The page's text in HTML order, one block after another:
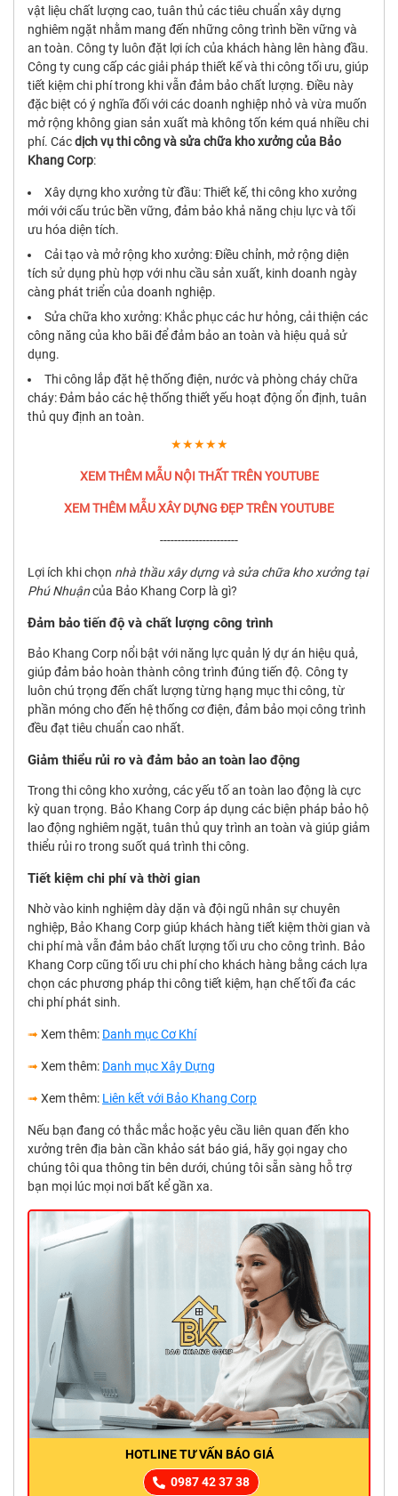
vật liệu chất lượng cao, tuân thủ các tiêu chuẩn xây dựng
nghiêm ngặt nhằm mang đến những công trình bền vững và
an toàn. Công ty luôn đặt lợi ích của khách hàng lên hàng đầu.
Công ty cung cấp các giải pháp thiết kế và thi công tối ưu, giúp
tiết kiệm chi phí trong khi vẫn đảm bảo chất lượng. Điều này
đặc biệt có ý nghĩa đối với các doanh nghiệp nhỏ và vừa muốn
mở rộng không gian sản xuất mà không tốn kém quá nhiều chi
phí. Cácdịch vụ thi công và sửa chữa kho xưởng của Bảo
Khang Corp:
Xây dựng kho xưởng từ đầu: Thiết kế, thi công kho xưởng
mới với cấu trúc bền vững, đảm bảo khả năng chịu lực và tối
ưu hóa diện tích.
Cải tạo và mở rộng kho xưởng: Điều chỉnh, mở rộng diện
tích sử dụng phù hợp với nhu cầu sản xuất, kinh doanh ngày
càng phát triển của doanh nghiệp.
Sửa chữa kho xưởng: Khắc phục các hư hỏng, cải thiện các
công năng của kho bãi để đảm bảo an toàn và hiệu quả sử
dụng.
Thi công lắp đặt hệ thống điện, nước và phòng cháy chữa
cháy: Đảm bảo các hệ thống thiết yếu hoạt động ổn định, tuân
thủ quy định an toàn.
★★★★★
XEM THÊM MẪU NỘI THẤT TRÊN YOUTUBE
XEM THÊM MẪU XÂY DỰNG ĐẸP TRÊN YOUTUBE
----------------------
Lợi ích khi chọn nhà thầu xây dựng và sửa chữa kho xưởng tại
Phú Nhuậncủa Bảo Khang Corp là gì?
Đảm bảo tiến độ và chất lượng công trình
Bảo Khang Corp nổi bật với năng lực quản lý dự án hiệu quả,
giúp đảm bảo hoàn thành công trình đúng tiến độ. Công ty
luôn chú trọng đến chất lượng từng hạng mục thi công, từ
phần móng cho đến hệ thống cơ điện, đảm bảo mọi công trình
đều đạt tiêu chuẩn cao nhất.
Giảm thiểu rủi ro và đảm bảo an toàn lao động
Trong thi công kho xưởng, các yếu tố an toàn lao động là cực
kỳ quan trọng. Bảo Khang Corp áp dụng các biện pháp bảo hộ
lao động nghiêm ngặt, tuân thủ quy trình an toàn và giúp giảm
thiểu rủi ro trong suốt quá trình thi công.
Tiết kiệm chi phí và thời gian
Nhờ vào kinh nghiệm dày dặn và đội ngũ nhân sự chuyên
nghiệp, Bảo Khang Corp giúp khách hàng tiết kiệm thời gian và
chi phí mà vẫn đảm bảo chất lượng tối ưu cho công trình. Bảo
Khang Corp cũng tối ưu chi phí cho khách hàng bằng cách lựa
chọn các phương pháp thi công tiết kiệm, hạn chế tối đa các
chi phí phát sinh.
➟ Xem thêm: Danh mục Cơ Khí
➟ Xem thêm: Danh mục Xây Dựng
➟ Xem thêm: Liên kết với Bảo Khang Corp
Nếu bạn đang có thắc mắc hoặc yêu cầu liên quan đến kho
xưởng trên địa bàn cần khảo sát báo giá, hãy gọi ngay cho
chúng tôi qua thông tin bên dưới, chúng tôi sẵn sàng hỗ trợ
bạn mọi lúc mọi nơi bất kể gần xa.
HOTLINE TƯ VẤN BÁO GIÁ
0987 42 37 38